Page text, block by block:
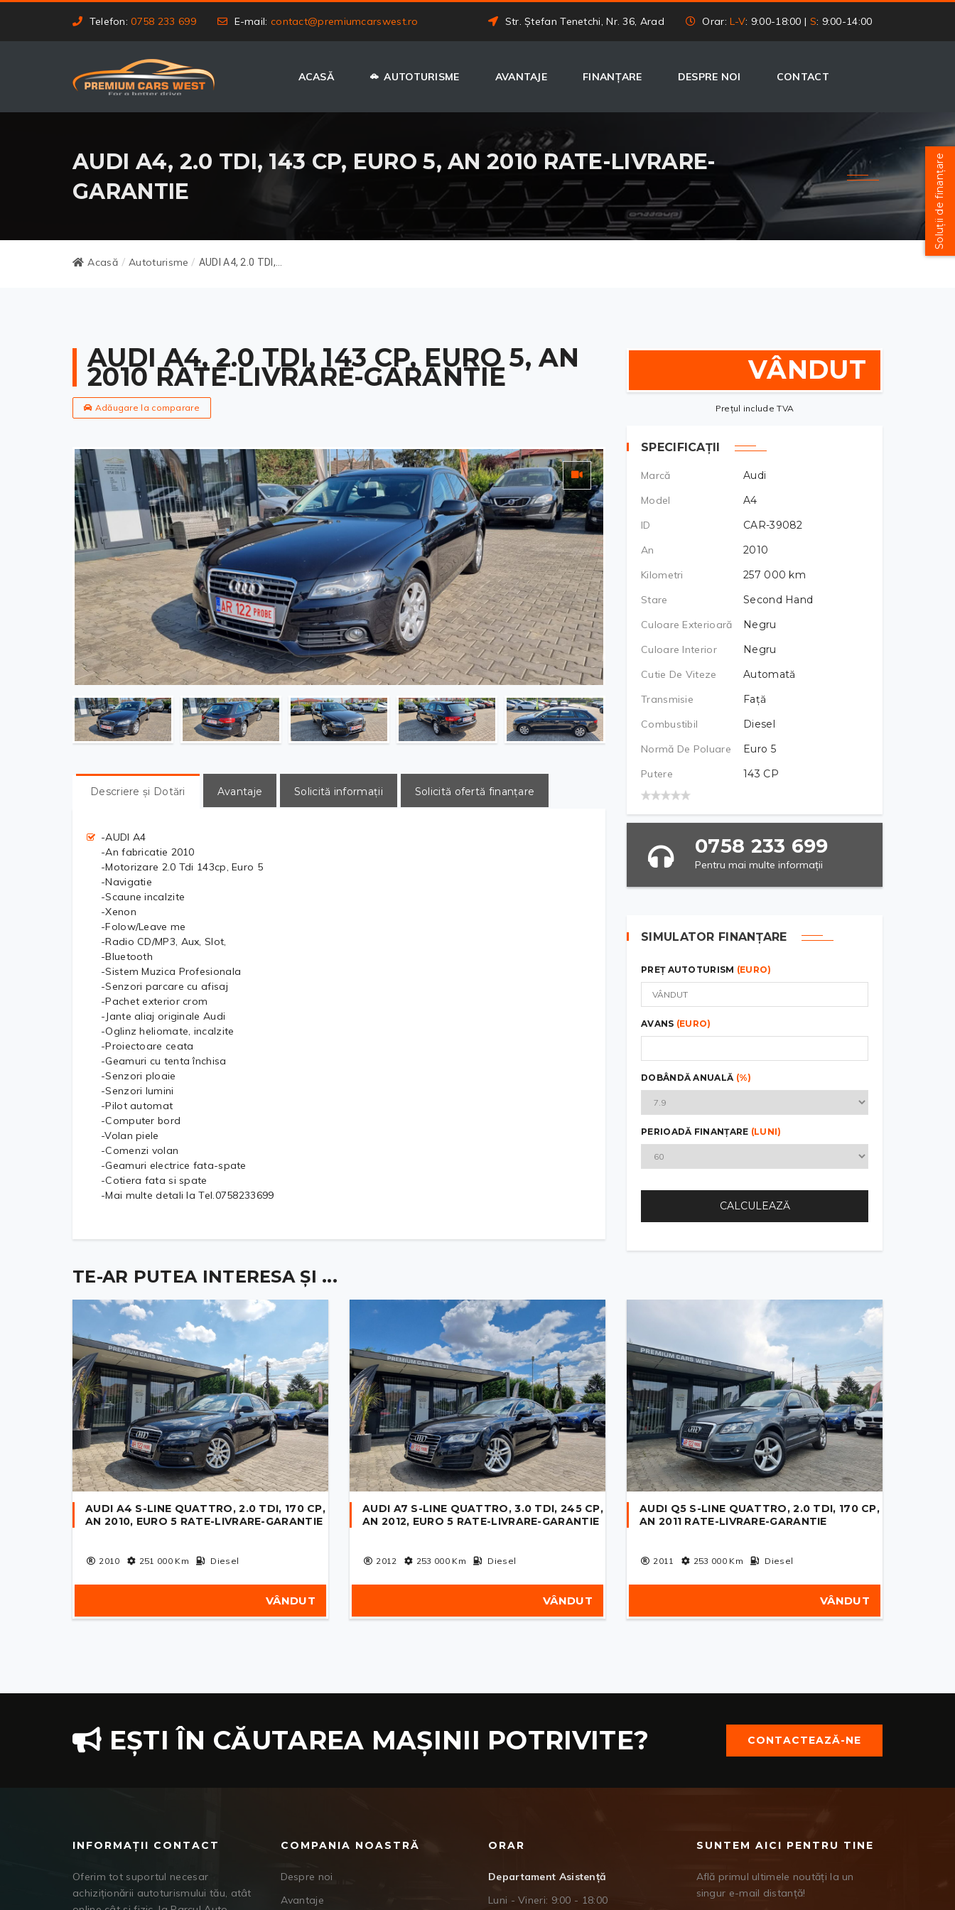
Telefon:0758 233 699 E-mail: contact@premiumcarswest.ro Str. Ștefan Tenetchi, Nr. 36, Arad Orar:L-V: 9:00-18:00 | S: 9:00-14:00
ACASĂ AUTOTURISME AVANTAJE FINANȚARE DESPRE NOI CONTACT
AUDI A4, 2.0 TDI, 143 CP, EURO 5, AN 2010 RATE-LIVRARE-
GARANTIE
Acasă / Autoturisme / AUDI A4, 2.0 TDI,...
AUDI A4, 2.0 TDI, 143 CP, EURO 5, AN
2010 RATE-LIVRARE-GARANTIE
Adăugare la comparare
Descriere și Dotări Avantaje Solicită informații Solicită ofertă finanțare
-AUDI A4
-An fabricatie 2010
-Motorizare 2.0 Tdi 143cp, Euro 5
-Navigatie
-Scaune incalzite
-Xenon
-Folow/Leave me
-Radio CD/MP3, Aux, Slot,
-Bluetooth
-Sistem Muzica Profesionala
-Senzori parcare cu afisaj
-Pachet exterior crom
-Jante aliaj originale Audi
-Oglinz heliomate, incalzite
-Proiectoare ceata
-Geamuri cu tenta închisa
-Senzori ploaie
-Senzori lumini
-Pilot automat
-Computer bord
-Volan piele
-Comenzi volan
-Geamuri electrice fata-spate
-Cotiera fata si spate
-Mai multe detali la Tel.0758233699
VÂNDUT
Prețul include TVA
SPECIFICAȚII
Marcă
Audi
Model
A4
ID
CAR-39082
An
2010
Kilometri
257 000 km
Stare
Second Hand
Culoare Exterioară
Negru
Culoare Interior
Negru
Cutie De Viteze
Automată
Transmisie
Față
Combustibil
Diesel
Normă De Poluare
Euro 5
Putere
143 CP
0758 233 699
Pentru mai multe informații
SIMULATOR FINANȚARE
PREȚ AUTOTURISM (EURO)
AVANS (EURO)
DOBÂNDĂ ANUALĂ (%)
PERIOADĂ FINANȚARE (LUNI)
CALCULEAZĂ
TE-AR PUTEA INTERESA ȘI ...
AUDI A4 S-LINE QUATTRO, 2.0 TDI, 170 CP,
AN 2010, EURO 5 RATE-LIVRARE-GARANTIE
2010 251 000Km Diesel
VÂNDUT
AUDI A7 S-LINE QUATTRO, 3.0 TDI, 245 CP,
AN 2012, EURO 5 RATE-LIVRARE-GARANTIE
2012 253 000Km Diesel
VÂNDUT
AUDI Q5 S-LINE QUATTRO, 2.0 TDI, 170 CP,
AN 2011 RATE-LIVRARE-GARANTIE
2011 253 000Km Diesel
VÂNDUT
EȘTI ÎN CĂUTAREA MAȘINII POTRIVITE? CONTACTEAZĂ-NE
INFORMAȚII CONTACT
Oferim tot suportul necesar
achiziționării autoturismului tău, atât
COMPANIA NOASTRĂ
Despre noi
Avantaje
ORAR
Departament Asistență
Luni - Vineri: 9:00 - 18:00
SUNTEM AICI PENTRU TINE
Află primul ultimele noutăți la un
singur e-mail distanță!
Soluții de finanțare